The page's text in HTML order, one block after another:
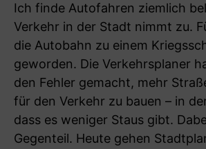
Ich finde Autofahren ziemlich
Verkehr in der Stadt nimmt zu.
die Autobahn zu einem
geworden. Die Verkehrsplaner
den Fehler gemacht, mehr
für den Verkehr zu bauen – in
dass es weniger Staus gibt.
Gegenteil. Heute gehen